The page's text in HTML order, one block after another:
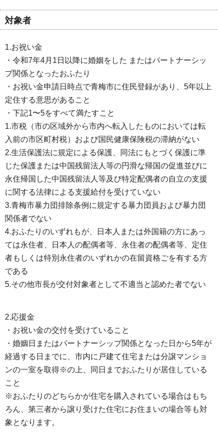
対象者
1.お祝い金
・令和7年4月1日以降に婚姻をした またはパートナーシッ
プ関係となったおふたり
・お祝い金申請日時点で青梅市に住民登録があり、5年以上
定住する意思があること
・下記1〜5をすべて満たすこと
1.市税（市の区域外から市内へ転入したものにおいては転
入前の市区町村税）および国民健康保険税の滞納がない
2.生活保護法に規定による保護、同法にもとづく保護に準
じた保護または中国残留法人等の円滑な帰国の促進並びに
永住帰国した中国残留法人等及び特定配偶者の自立の支援
に関する法律による支援給付を受けていない
3.青梅市暴力団排除条例に規定する暴力団員および暴力団
関係者でない
4.おふたりのいずれもが、日本人または外国籍の方にあっ
ては永住者、日本人の配偶者等、永住者の配偶者等、定住
者もしくは特別永住者のいずれかの在留資格ごを有する方
である
5.その他市長が交付対象者として不適当と認めた者でない
2.応援金
・お祝い金の交付を受けていること
・婚姻日またはパートナーシップ関係となった日から5年が
経過する日までに、市内に戸建て住宅または分譲マンショ
ンの一室を取得※の上、同日までおふたりが居住している
こと
※おふたりのどちらかが住宅を購入されている場合はもち
ろん、第三者から譲り受けた住宅にお住まいの場合等も対
象となります。